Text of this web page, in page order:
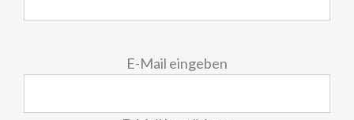
E-Mail eingeben